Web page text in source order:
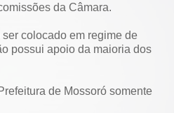
da Câmara.
colocado em regime de
possui apoio da maioria dos
de Mossoró somente